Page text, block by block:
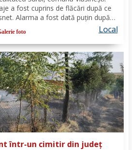
a fost cuprins de flăcări după ce
Alarma a fost dată puțin după
au deplasat, în cel mai scurt timp,
foto Local
într-un cimitir din județ